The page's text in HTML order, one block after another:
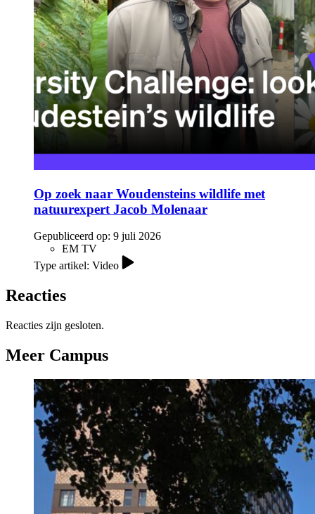
Op zoek naar Woudensteins wildlife met
natuurexpert Jacob Molenaar
Gepubliceerd op: 9 juli 2026
EM TV
Type artikel: Video
Reacties
Reacties zijn gesloten.
Meer Campus